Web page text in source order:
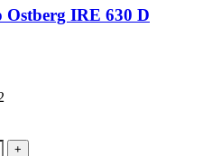
IRE 630 D